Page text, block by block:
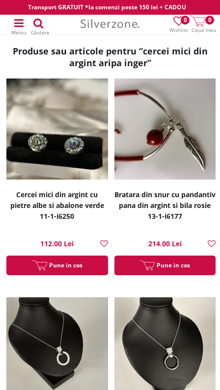
Transport GRATUIT *la comenzi peste 150 lei + CADOU
Wishlist
0
Coșul meu
0
Meniu Căutare
Produse sau articole pentru “cercei mici din
argint aripa inger”
Cercei mici din argint cu
pietre albe si abalone verde
11-1-i6250
112.00 Lei
Pune in cos
Bratara din snur cu pandantiv
pana din argint si bila rosie
13-1-i6177
214.00 Lei
Pune in cos